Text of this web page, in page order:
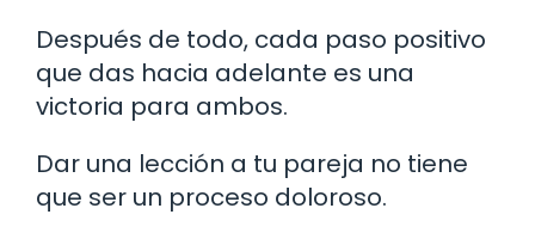
Después de todo, cada paso positivo
que das hacia adelante es una
victoria para ambos.
Dar una lección a tu pareja no tiene
que ser un proceso doloroso.